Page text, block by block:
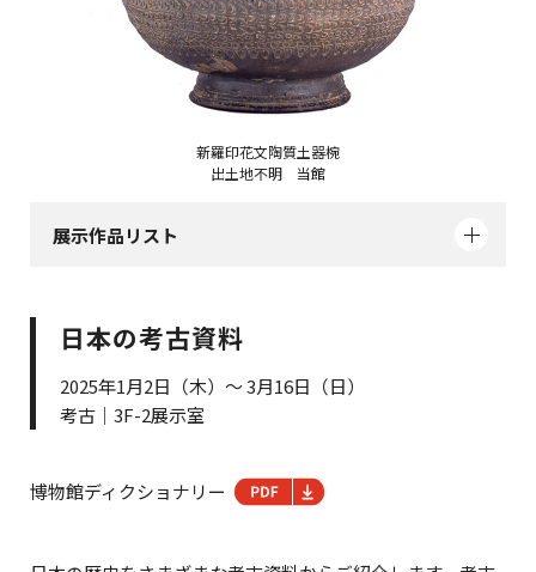
新羅印花文陶質土器椀
出土地不明 当館
展示作品リスト
日本の考古資料
2025年1月2日（木）～ 3月16日（日）
考古｜3F-2展示室
博物館ディクショナリー